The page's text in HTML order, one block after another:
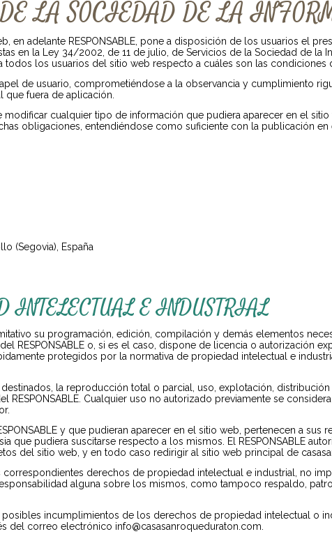
LA SOCIEDAD DE LA
en adelante RESPONSABLE, pone a disposición de los usuarios el
en la Ley 34/2002, de 11 de julio, de Servicios de la Sociedad de la
todos los usuarios del sitio web respecto a cuáles son las condiciones
de usuario, comprometiéndose a la observancia y cumplimiento
fuera de aplicación.
modificar cualquier tipo de información que pudiera aparecer en el
obligaciones, entendiéndose como suficiente con la publicación en
(Segovia), España
INTELECTUAL E INDUSTRIAL
su programación, edición, compilación y demás elementos
RESPONSABLE o, si es el caso, dispone de licencia o autorización
protegidos por la normativa de propiedad intelectual e
la reproducción total o parcial, uso, explotación,
Cualquier uso no autorizado previamente se
y que pudieran aparecer en el sitio web, pertenecen a sus
pudiera suscitarse respecto a los mismos. El RESPONSABLE
del sitio web, y en todo caso redirigir al sitio web principal de
correspondientes derechos de propiedad intelectual e industrial, no
alguna sobre los mismos, como tampoco respaldo,
incumplimientos de los derechos de propiedad intelectual o
del correo electrónico info@casasanroqueduraton.com.